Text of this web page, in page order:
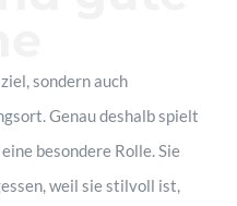
sondern auch
Genau deshalb spielt
besondere Rolle. Sie
weil sie stilvoll ist,